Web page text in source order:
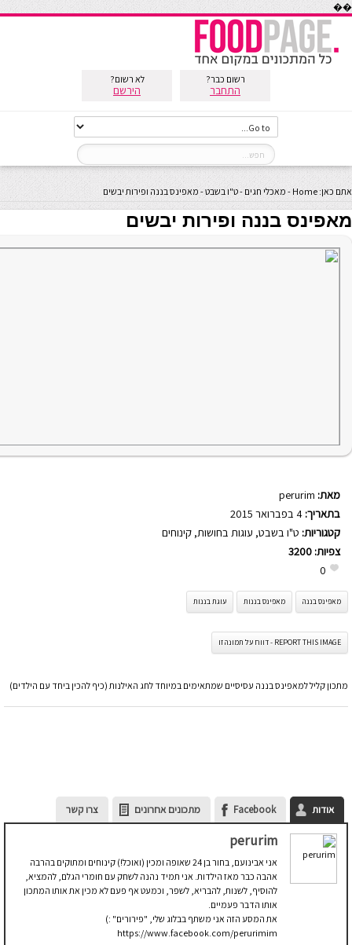
��
רשום כבר?
התחבר
לא רשום?
הירשם
אתם כאן: Home
- מאכלי חגים -ט"ו בשבט- מאפינס בננה ופירות יבשים
מאפינס בננה ופירות יבשים
מאת: perurim
בתאריך:
קטגוריות: ט"ו בשבט, עוגות בחושות, קינוחים
צפיות: 3200
0
מאפינס בננה מאפינס בננות עוגת בננות
REPORT THIS IMAGE - דווח על תמונה זו
מתכון קליל למאפינס בננה עסיסיים שמתאימים במיוחד לחג האילנות (כיף להכין ביחד עם הילדים)
אודות Facebook מתכונים אחרונים צרו קשר
perurim
אני אבינועם, בחור בן 24 שאופה ומכין (ואוכל!) קינוחים ומתוקים בהרבה
אהבה כבר מאז הילדות. אני תמיד נהנה לשחק עם חומרי הגלם, להמציא,
להוסיף, לשנות, להבריא, לשפר, וכמעט אף פעם לא מכין את אותו המתכון
אותו הדבר פעמיים.
את המסע הזה אני משתף בבלוג שלי, "פירורים" :)
https://www.facebook.com/perurimim